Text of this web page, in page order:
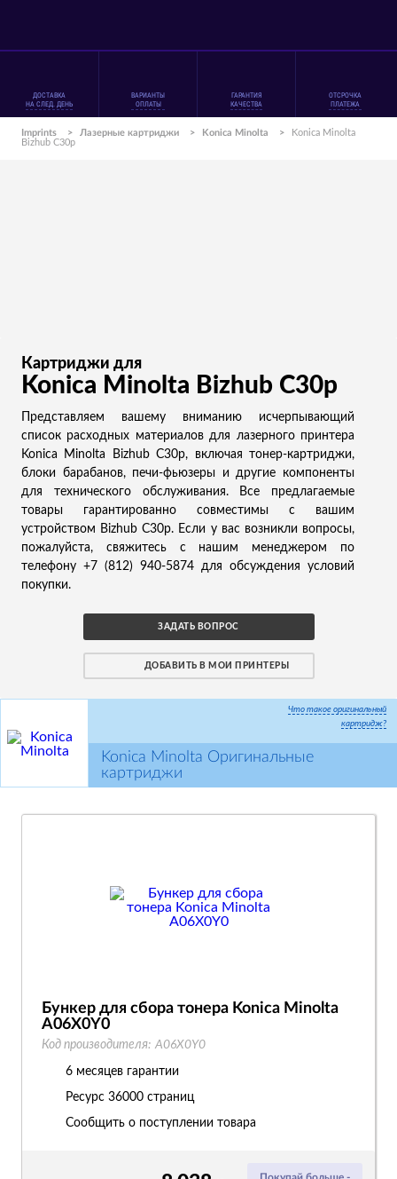
ДОСТАВКА
НА СЛЕД. ДЕНЬ
ВАРИАНТЫ
ОПЛАТЫ
ГАРАНТИЯ
КАЧЕСТВА
ОТСРОЧКА
ПЛАТЕЖА
Imprints > Лазерные картриджи > Konica Minolta >
Konica Minolta
Bizhub C30p
Картриджи для
Konica Minolta Bizhub C30p
Представляем вашему вниманию исчерпывающий
список расходных материалов для лазерного принтера
Konica Minolta Bizhub C30p, включая тонер-картриджи,
блоки барабанов, печи-фьюзеры и другие компоненты
для технического обслуживания. Все предлагаемые
товары гарантированно совместимы с вашим
устройством Bizhub C30p. Если у вас возникли вопросы,
пожалуйста, свяжитесь с нашим менеджером по
телефону +7 (812) 940-5874 для обсуждения условий
покупки.
ЗАДАТЬ ВОПРОС
ДОБАВИТЬ В МОИ ПРИНТЕРЫ
Что такое оригинальный
картридж?
Konica Minolta Оригинальные
картриджи
Бункер для сбора тонера Konica Minolta
A06X0Y0
Код производителя: A06X0Y0
6 месяцев гарантии
Ресурс 36000 страниц
Сообщить о поступлении товара